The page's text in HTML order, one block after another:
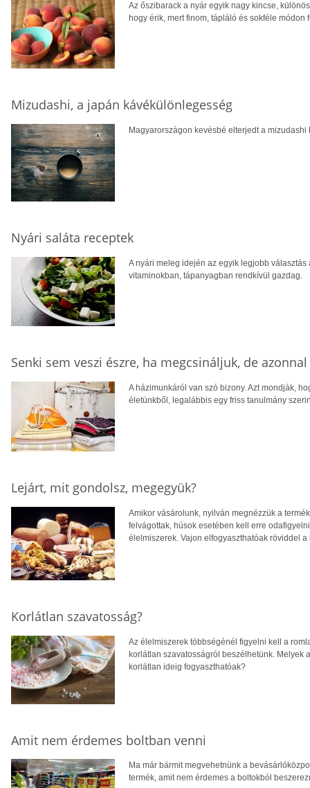
Az őszibarack a nyár egyik nagy kincse,
hogy érik, mert finom, tápláló és sokféle módon
Mizudashi, a japán kávékülönlegesség
Magyarországon kevésbé elterjedt a
Nyári saláta receptek
A nyári meleg idején az egyik legjobb
vitaminokban, tápanyagban rendkívül gazdag.
Senki sem veszi észre, ha megcsináljuk, de
A házimunkáról van szó bizony. Azt mondják,
életünkből, legalábbis egy friss tanulmány
Lejárt, mit gondolsz, megegyük?
Amikor vásárolunk, nyilván megnézzük a
felvágottak, húsok esetében kell erre
élelmiszerek. Vajon elfogyaszthatóak röviddel
Korlátlan szavatosság?
Az élelmiszerek többségénél figyelni kell a
korlátlan szavatosságról beszélhetünk. Melyek
korlátlan ideig fogyaszthatóak?
Amit nem érdemes boltban venni
Ma már bármit megvehetnünk a
termék, amit nem érdemes a boltokból